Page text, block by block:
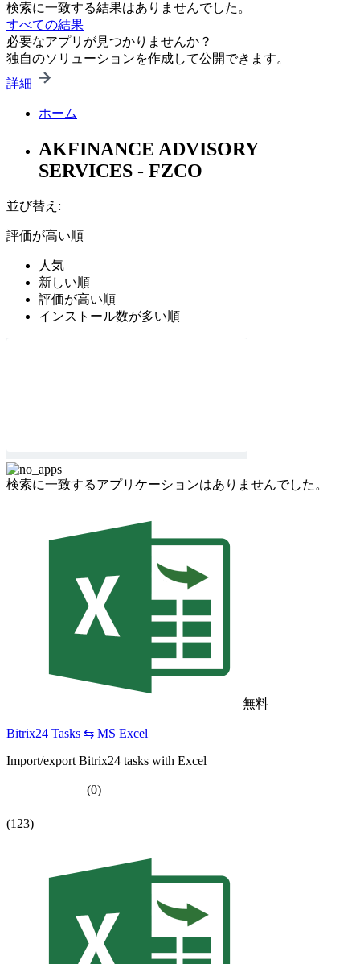
検索に一致する結果はありませんでした。
すべての結果
必要なアプリが見つかりませんか？
独自のソリューションを作成して公開できます。
詳細
ホーム
AKFINANCE ADVISORY
SERVICES - FZCO
並び替え:
評価が高い順
人気
新しい順
評価が高い順
インストール数が多い順
検索に一致するアプリケーションはありませんでした。
無料
Bitrix24 Tasks ⇆ MS Excel
Import/export Bitrix24 tasks with Excel
(0)
(123)